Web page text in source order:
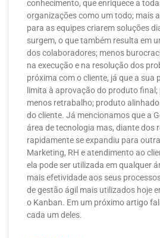
conhecimento, que enriquece a
organizações como um todo; mais
para as equipes criarem soluções
surgem, o que também resulta em
dos colaboradores; menos
na execução e na resolução dos
próxima com o cliente, já que a sua
limita à aprovação do produto
menos retrabalho; produto
do cliente. Já mencionamos que a
área de tecnologia mas, diante dos
rapidamente se expandiu para
Marketing, RH e atendimento ao
ela pode ser utilizada em qualquer
mais efetividade aos seus
de gestão ágil mais utilizados hoje
o Kanban. Em um próximo artigo
cada um deles.